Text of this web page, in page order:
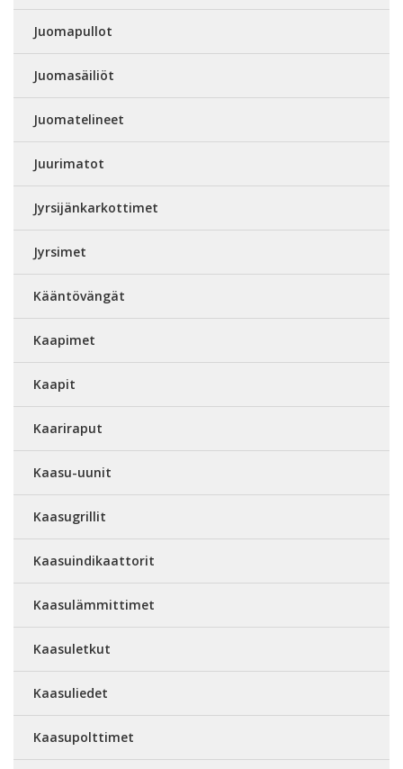
Juomapullot
Juomasäiliöt
Juomatelineet
Juurimatot
Jyrsijänkarkottimet
Jyrsimet
Kääntövängät
Kaapimet
Kaapit
Kaariraput
Kaasu-uunit
Kaasugrillit
Kaasuindikaattorit
Kaasulämmittimet
Kaasuletkut
Kaasuliedet
Kaasupolttimet